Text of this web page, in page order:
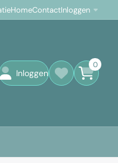
HomeContactInloggen
Inloggen
0